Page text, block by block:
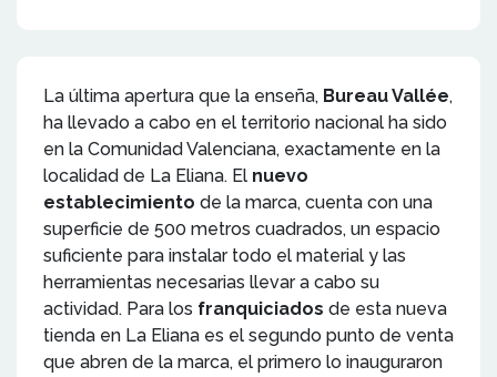
La última apertura que la enseña, Bureau Vallée,
ha llevado a cabo en el territorio nacional ha sido
en la Comunidad Valenciana, exactamente en la
localidad de La Eliana. El nuevo
establecimiento de la marca, cuenta con una
superficie de 500 metros cuadrados, un espacio
suficiente para instalar todo el material y las
herramientas necesarias llevar a cabo su
actividad. Para los franquiciados de esta nueva
tienda en La Eliana es el segundo punto de venta
que abren de la marca, el primero lo inauguraron